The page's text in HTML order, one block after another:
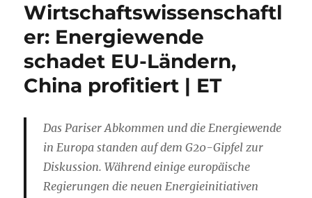
Wirtschaftswissenschaftl
er: Energiewende
schadet EU-Ländern,
China profitiert | ET
Das Pariser Abkommen und die Energiewende
in Europa standen auf dem G20-Gipfel zur
Diskussion. Während einige europäische
Regierungen die neuen Energieinitiativen